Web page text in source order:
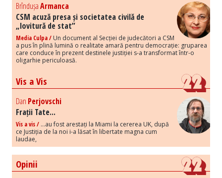
BrîndușaArmanca
CSM acuză presa și societatea civilă de
„lovitură de stat”
Media Culpa / Un document al Secției de judecători a CSM
a pus în plină lumină o realitate amară pentru democrație: gruparea
care conduce în prezent destinele justiției s-a transformat într-o
oligarhie periculoasă.
Vis a Vis
Dan Perjovschi
Frații Tate...
Vis a vis / ...au fost arestați la Miami la cererea UK, după
ce Justiția de la noi i-a lăsat în libertate magna cum
laudae,
Opinii